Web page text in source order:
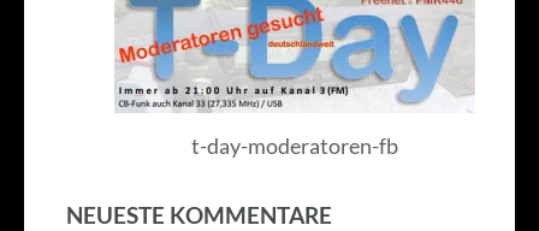
t-day-moderatoren-fb
NEUESTE KOMMENTARE